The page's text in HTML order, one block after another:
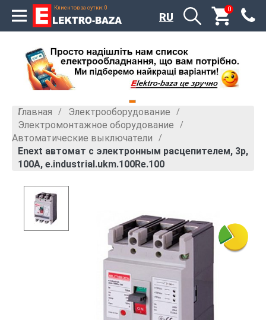
Клиентов за сутки: 0 0
RU
Главная » Электрооборудование »
Электромонтажное оборудование »
Автоматические выключатели »
Enext автомат с электронным расцепителем, 3р,
100А, e.industrial.ukm.100Re.100